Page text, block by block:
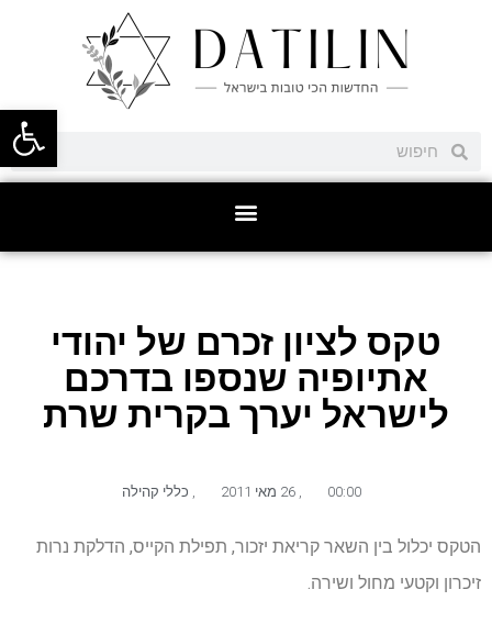
פתח
טקס לציון זכרם של יהודי
אתיופיה שנספו בדרכם
לישראל יערך בקרית שרת
00:00
,
, כללי קהילה
הטקס יכלול בין השאר קריאת יזכור, תפילת הקייס, הדלקת נרות
זיכרון וקטעי מחול ושירה.